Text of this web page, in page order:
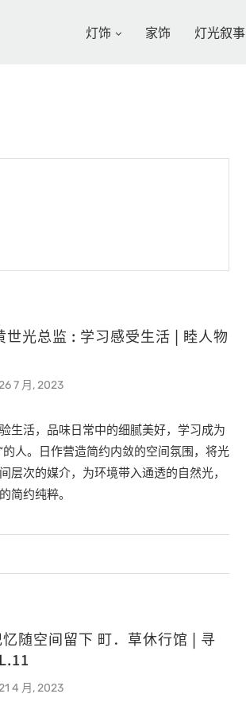
灯饰 家饰 灯光叙事
世光总监 : 学习感受生活 | 睦人物
7 月, 2023
生活，品味日常中的细腻美好，学习成为
的人。日作营造简约内敛的空间氛围，将光
层次的媒介，为环境带入通透的自然光，
简约纯粹。
随空间留下 町．草休行馆 | 寻
4 月, 2023